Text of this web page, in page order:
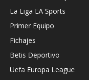
La Liga EA Sports
Primer Equipo
Fichajes
Betis Deportivo
Uefa Europa League